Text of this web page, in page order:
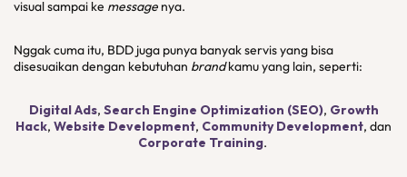
visual sampai ke message nya.
Nggak cuma itu, BDD juga punya banyak servis yang bisa
disesuaikan dengan kebutuhan brandkamu yang lain, seperti:
Digital Ads, Search Engine Optimization (SEO), Growth
Hack, Website Development, Community Development, dan
Corporate Training.